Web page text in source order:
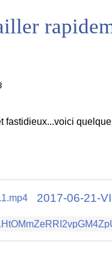
fastidieux...voici